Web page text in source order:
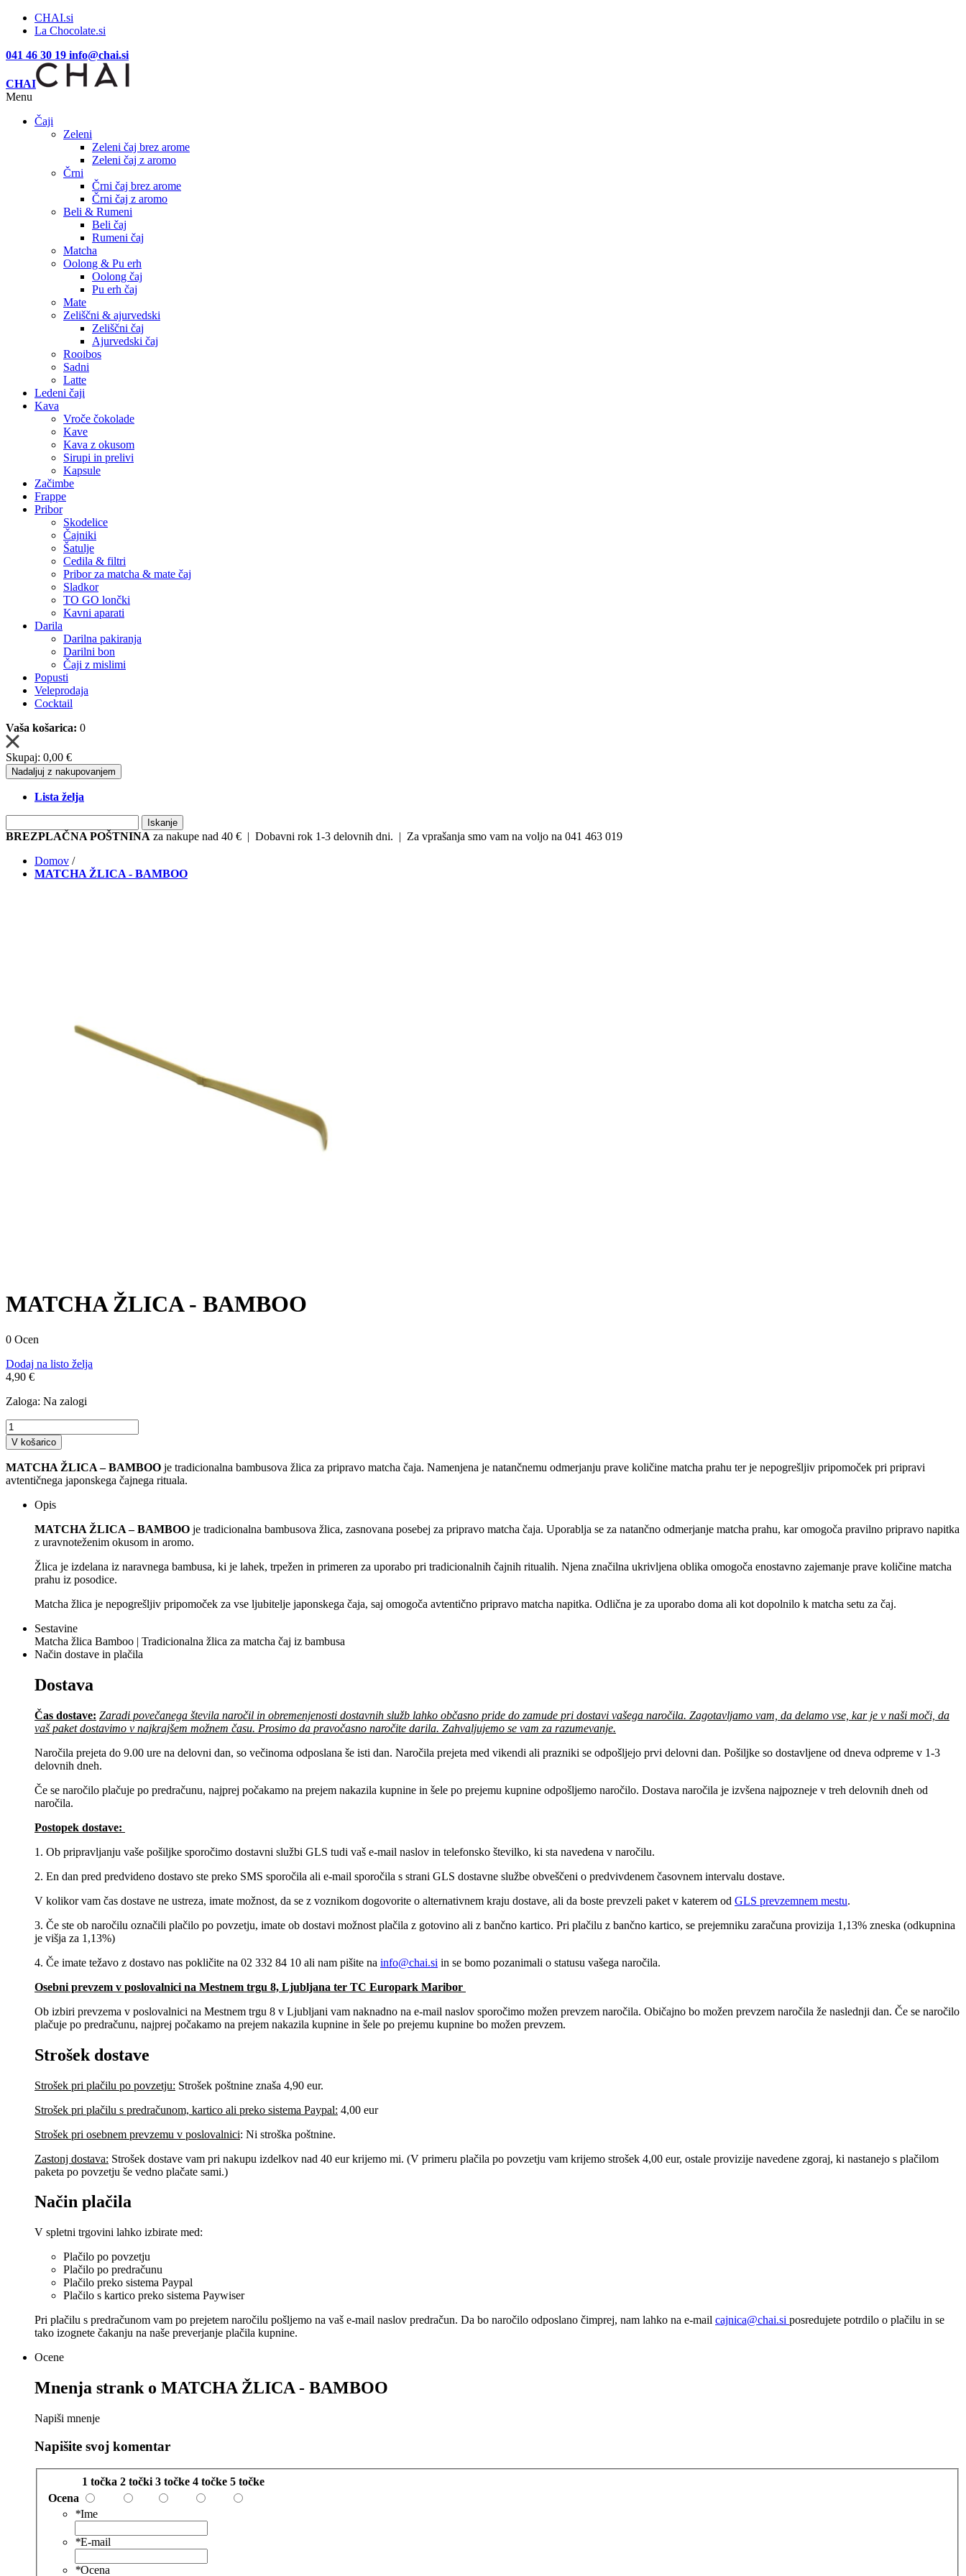
CHAI.si
La Chocolate.si
041 46 30 19 info@chai.si
CHAI
Menu
Čaji
Zeleni
Zeleni čaj brez arome
Zeleni čaj z aromo
Črni
Črni čaj brez arome
Črni čaj z aromo
Beli & Rumeni
Beli čaj
Rumeni čaj
Matcha
Oolong & Pu erh
Oolong čaj
Pu erh čaj
Mate
Zeliščni & ajurvedski
Zeliščni čaj
Ajurvedski čaj
Rooibos
Sadni
Latte
Ledeni čaji
Kava
Vroče čokolade
Kave
Kava z okusom
Sirupi in prelivi
Kapsule
Začimbe
Frappe
Pribor
Skodelice
Čajniki
Šatulje
Cedila & filtri
Pribor za matcha & mate čaj
Sladkor
TO GO lončki
Kavni aparati
Darila
Darilna pakiranja
Darilni bon
Čaji z mislimi
Popusti
Veleprodaja
Cocktail
Vaša košarica: 0
Skupaj: 0,00 €
Nadaljuj z nakupovanjem
Lista želja
Iskanje
BREZPLAČNA POŠTNINA za nakupe nad 40 € | Dobavni rok 1-3 delovnih dni. | Za vprašanja smo vam na voljo na 041 463 019
Domov /
MATCHA ŽLICA - BAMBOO
MATCHA ŽLICA - BAMBOO
0 Ocen
Dodaj na listo želja
4,90 €
Zaloga: Na zalogi
V košarico
MATCHA ŽLICA – BAMBOO je tradicionalna bambusova žlica za pripravo matcha čaja. Namenjena je natančnemu odmerjanju prave količine matcha prahu ter je nepogrešljiv pripomoček pri pripravi
avtentičnega japonskega čajnega rituala.
Opis
MATCHA ŽLICA – BAMBOO je tradicionalna bambusova žlica, zasnovana posebej za pripravo matcha čaja. Uporablja se za natančno odmerjanje matcha prahu, kar omogoča pravilno pripravo napitka
z uravnoteženim okusom in aromo.
Žlica je izdelana iz naravnega bambusa, ki je lahek, trpežen in primeren za uporabo pri tradicionalnih čajnih ritualih. Njena značilna ukrivljena oblika omogoča enostavno zajemanje prave količine matcha
prahu iz posodice.
Matcha žlica je nepogrešljiv pripomoček za vse ljubitelje japonskega čaja, saj omogoča avtentično pripravo matcha napitka. Odlična je za uporabo doma ali kot dopolnilo k matcha setu za čaj.
Sestavine
Matcha žlica Bamboo | Tradicionalna žlica za matcha čaj iz bambusa
Način dostave in plačila
Dostava
Čas dostave: Zaradi povečanega števila naročil in obremenjenosti dostavnih služb lahko občasno pride do zamude pri dostavi vašega naročila. Zagotavljamo vam, da delamo vse, kar je v naši moči, da
vaš paket dostavimo v najkrajšem možnem času. Prosimo da pravočasno naročite darila. Zahvaljujemo se vam za razumevanje.
Naročila prejeta do 9.00 ure na delovni dan, so večinoma odposlana še isti dan. Naročila prejeta med vikendi ali prazniki se odpošljejo prvi delovni dan. Pošiljke so dostavljene od dneva odpreme v 1-3
delovnih dneh.
Če se naročilo plačuje po predračunu, najprej počakamo na prejem nakazila kupnine in šele po prejemu kupnine odpošljemo naročilo. Dostava naročila je izvšena najpozneje v treh delovnih dneh od
naročila.
Postopek dostave:
1. Ob pripravljanju vaše pošiljke sporočimo dostavni službi GLS tudi vaš e-mail naslov in telefonsko številko, ki sta navedena v naročilu.
2. En dan pred predvideno dostavo ste preko SMS sporočila ali e-mail sporočila s strani GLS dostavne službe obveščeni o predvivdenem časovnem intervalu dostave.
V kolikor vam čas dostave ne ustreza, imate možnost, da se z voznikom dogovorite o alternativnem kraju dostave, ali da boste prevzeli paket v katerem od GLS prevzemnem mestu.
3. Če ste ob naročilu označili plačilo po povzetju, imate ob dostavi možnost plačila z gotovino ali z bančno kartico. Pri plačilu z bančno kartico, se prejemniku zaračuna provizija 1,13% zneska (odkupnina
je višja za 1,13%)
4. Če imate težavo z dostavo nas pokličite na 02 332 84 10 ali nam pišite na info@chai.si in se bomo pozanimali o statusu vašega naročila.
Osebni prevzem v poslovalnici na Mestnem trgu 8, Ljubljana​ ter TC Europark Maribor
Ob izbiri prevzema v poslovalnici na Mestnem trgu 8 v Ljubljani vam naknadno na e-mail naslov sporočimo možen prevzem naročila. Običajno bo možen prevzem naročila že naslednji dan. Če se naročilo
plačuje po predračunu, najprej počakamo na prejem nakazila kupnine in šele po prejemu kupnine bo možen prevzem.
Strošek dostave
Strošek pri plačilu po povzetju: Strošek poštnine znaša 4,90 eur.
Strošek pri plačilu s predračunom, kartico ali preko sistema Paypal: 4,00 eur
Strošek pri osebnem prevzemu v poslovalnici: Ni stroška poštnine.
Zastonj dostava: Strošek dostave vam pri nakupu izdelkov nad 40 eur krijemo mi. (V primeru plačila po povzetju vam krijemo strošek 4,00 eur, ostale provizije navedene zgoraj, ki nastanejo s plačilom
paketa po povzetju še vedno plačate sami.)
Način plačila
V spletni trgovini lahko izbirate med:
Plačilo po povzetju
Plačilo po predračunu
Plačilo preko sistema Paypal
Plačilo s kartico preko sistema Paywiser
Pri plačilu s predračunom vam po prejetem naročilu pošljemo na vaš e-mail naslov predračun. Da bo naročilo odposlano čimprej, nam lahko na e-mail cajnica@chai.si posredujete potrdilo o plačilu in se
tako izognete čakanju na naše preverjanje plačila kupnine.
Ocene
Mnenja strank o MATCHA ŽLICA - BAMBOO
Napiši mnenje
Napišite svoj komentar
1 točka 2 točki 3 točke 4 točke 5 točke
Ocena
*Ime
*E-mail
*Ocena